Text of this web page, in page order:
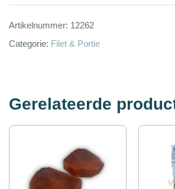
Artikelnummer: 12262
Categorie: Filet & Portie
Gerelateerde